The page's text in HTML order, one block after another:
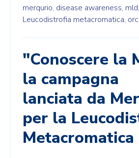
merqurio, disease awareness, mld,
Leucodistrofia metacromatica,
"Conoscere la
la campagna
lanciata da
per la
Metacromatica